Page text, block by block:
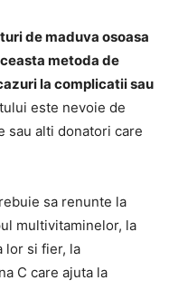
de maduva osoasa
metoda de
la complicatii sau
este nevoie de
sau alti donatori care
sa renunte la
multivitaminelor, la
lor si fier, la
C care ajuta la